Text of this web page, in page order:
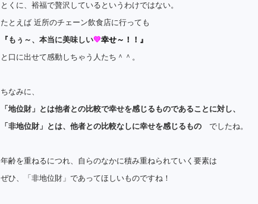
とくに、裕福で贅沢しているというわけではない。
たとえば 近所のチェーン飲食店に行っても
『もぅ～、本当に美味しい💛幸せ～！！』
と口に出せて感動しちゃう人たち＾＾。
ちなみに、
「地位財」とは他者との比較で幸せを感じるものであることに対し、
「非地位財」とは、他者との比較なしに幸せを感じるもの でしたね。
年齢を重ねるにつれ、自らのなかに積み重ねられていく要素は
ぜひ、「非地位財」であってほしいものですね！